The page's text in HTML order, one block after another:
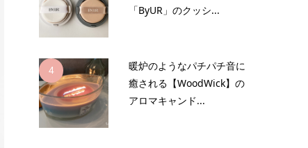
「ByUR」のクッシ...
4
暖炉のようなパチパチ音に
癒される【WoodWick】の
アロマキャンド...